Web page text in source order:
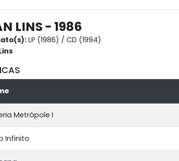
LINS - 1986
LP (1986) / CD (1994)
Metrópole I
Infinito